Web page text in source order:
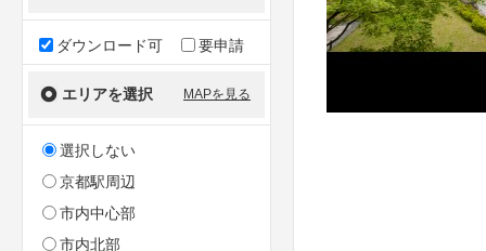
ダウンロード可 要申請
エリアを選択 MAPを見る
選択しない
京都駅周辺
市内中心部
市内北部